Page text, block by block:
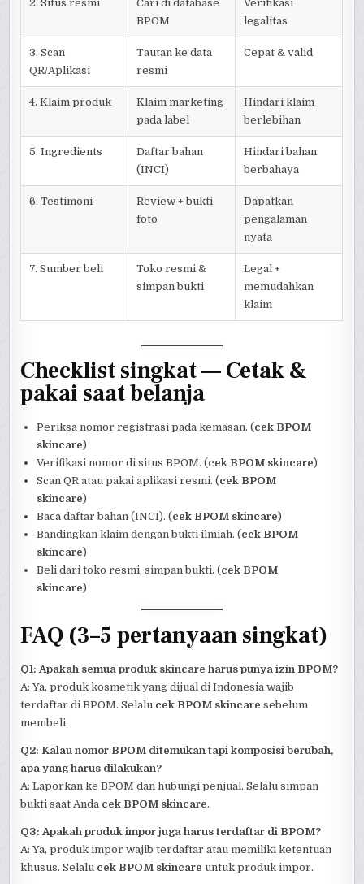
2. Situs resmi
Cari di database
BPOM
Verifikasi
legalitas
3. Scan
QR/Aplikasi
Tautan ke data
resmi
Cepat & valid
4. Klaim produk
Klaim marketing
pada label
Hindari klaim
berlebihan
5. Ingredients
Daftar bahan
(INCI)
Hindari bahan
berbahaya
6. Testimoni
Review + bukti
foto
Dapatkan
pengalaman
nyata
7. Sumber beli
Toko resmi &
simpan bukti
Legal +
memudahkan
klaim
Checklist singkat — Cetak &
pakai saat belanja
Periksa nomor registrasi pada kemasan. (cek BPOM
skincare)
Verifikasi nomor di situs BPOM. (cek BPOM skincare)
Scan QR atau pakai aplikasi resmi. (cek BPOM
skincare)
Baca daftar bahan (INCI). (cek BPOM skincare)
Bandingkan klaim dengan bukti ilmiah. (cek BPOM
skincare)
Beli dari toko resmi, simpan bukti. (cek BPOM
skincare)
FAQ (3–5 pertanyaan singkat)
Q1: Apakah semua produk skincare harus punya izin BPOM?
A: Ya, produk kosmetik yang dijual di Indonesia wajib
terdaftar di BPOM. Selalu cek BPOM skincare sebelum
membeli.
Q2: Kalau nomor BPOM ditemukan tapi komposisi berubah,
apa yang harus dilakukan?
A: Laporkan ke BPOM dan hubungi penjual. Selalu simpan
bukti saat Anda cek BPOM skincare.
Q3: Apakah produk impor juga harus terdaftar di BPOM?
A: Ya, produk impor wajib terdaftar atau memiliki ketentuan
khusus. Selalu cek BPOM skincare untuk produk impor.